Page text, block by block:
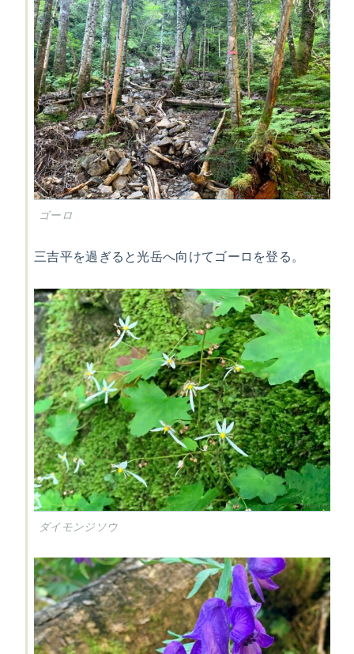
ゴーロ
三吉平を過ぎると光岳へ向けてゴーロを登る。
ダイモンジソウ